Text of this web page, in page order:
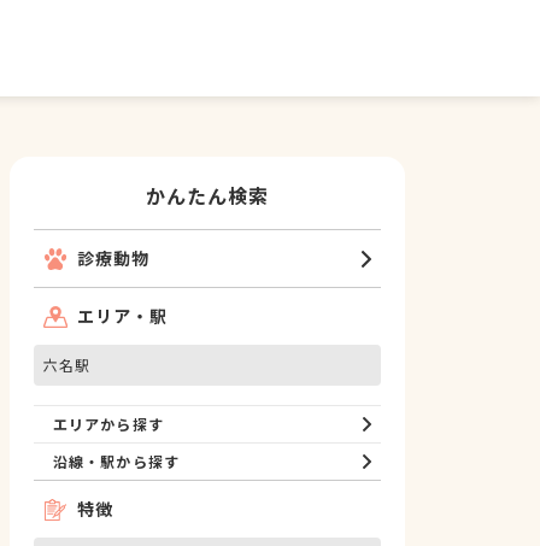
かんたん検索
診療動物
エリア・駅
六名駅
エリアから探す
沿線・駅から探す
特徴